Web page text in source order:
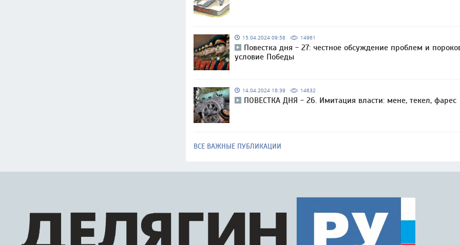
15.04.2024 09:58 14961
Повестка дня - 27: честное обсуждение проблем и
условие Победы
14.04.2024 18:39 14632
ПОВЕСТКА ДНЯ - 26. Имитация власти: мене, текел, фарес
ВСЕ ВАЖНЫЕ ПУБЛИКАЦИИ